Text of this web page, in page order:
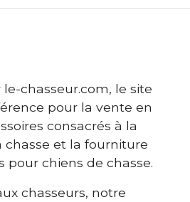
chasseur.com, le site
pour la vente en
consacrés à la
chasse et la fourniture
pour chiens de chasse.
chasseurs, notre